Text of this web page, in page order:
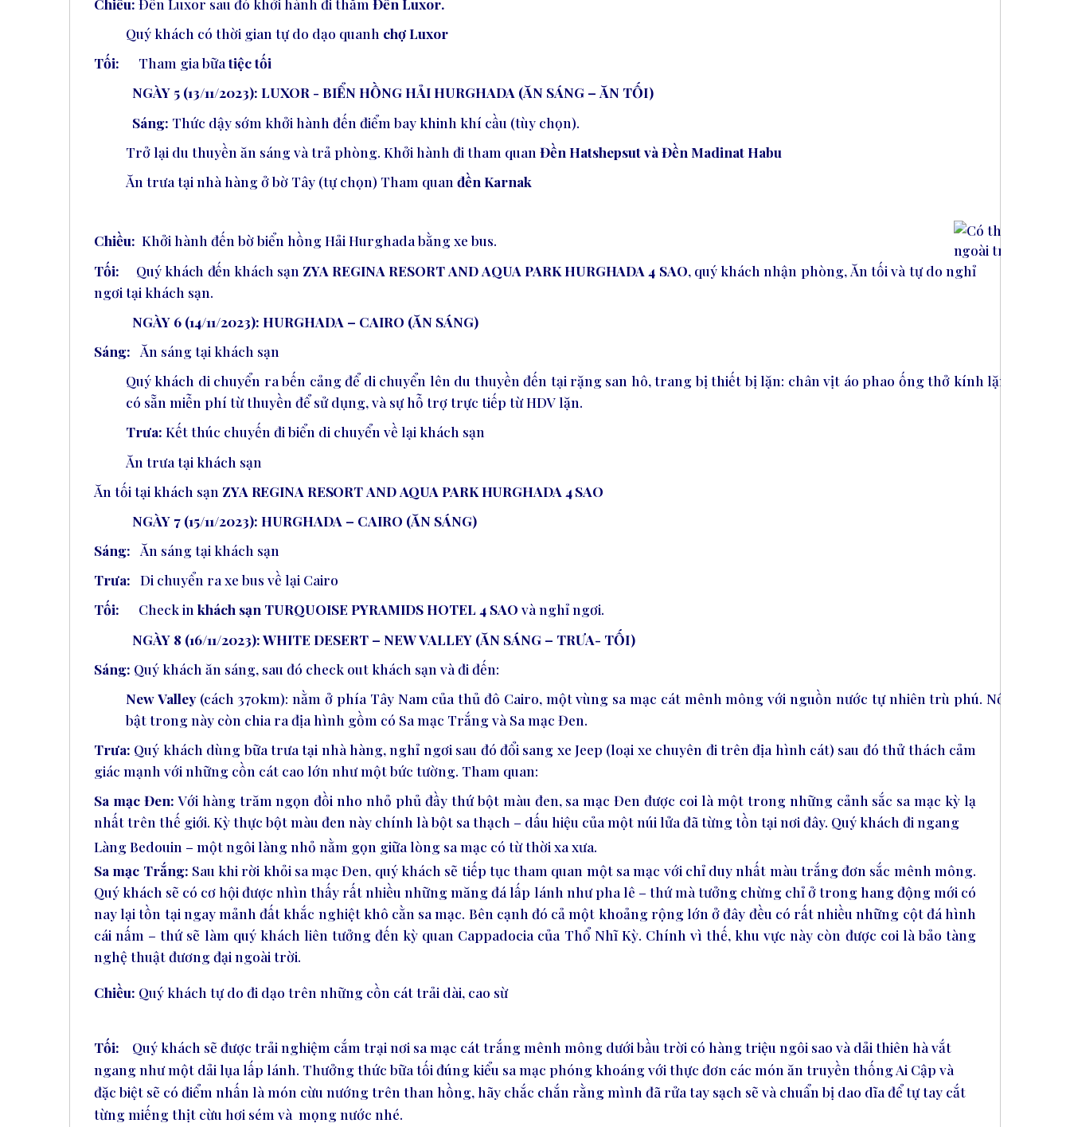
Quý khách có thời gian tự do dạo quanh chợ Luxor
Tối: Tham gia bữatiệc tối
NGÀY 5 (13/11/2023): LUXOR - BIỂN HỒNG HẢI HURGHADA (ĂN SÁNG – ĂN TỐI)
Sáng: Thức dậy sớm khởi hành đến điểm bay khinh khí cầu (tùy chọn).
Trở lại du thuyền ăn sáng và trả phòng. Khởi hành đi tham quan Đền Hatshepsut và Đền Madinat Habu
Ăn trưa tại nhà hàng ở bờ Tây (tự chọn) Tham quan đền Karnak
Chiều: Khởi hành đến bờ biển hồng Hải Hurghada bằng xe bus.
Tối: Quý khách đến khách sạn ZYA REGINA RESORT AND AQUA PARKHURGHADA 4 SAO, quý khách nhận phòng, Ăn tối và tự do nghỉ
ngơi tại khách sạn.
NGÀY 6 (14/11/2023): HURGHADA – CAIRO (ĂN SÁNG)
Sáng: Ăn sáng tại khách sạn
Quý khách di chuyển ra bến cảng để di chuyển lên du thuyền đến tại rặng san hô, trang bị thiết bị lặn: chân vịt áo phao ống thở kính lặn
có sẵn miễn phí từ thuyền để sử dụng, và sự hỗ trợ trực tiếp từ HDV lặn.
Trưa: Kết thúc chuyến đi biển di chuyển về lại khách sạn
Ăn trưa tại khách sạn
Ăn tối tại khách sạn ZYA REGINA RESORTANDAQUA PARKHURGHADA 4SAO
NGÀY 7 (15/11/2023): HURGHADA – CAIRO (ĂN SÁNG)
Sáng: Ăn sáng tại khách sạn
Trưa: Di chuyển ra xe bus về lại Cairo
Tối:
Checkin khách sạn TURQUOISE PYRAMIDS HOTEL 4 SAO và nghỉ ngơi.
NGÀY 8 (16/11/2023): WHITE DESERT – NEW VALLEY (ĂN SÁNG – TRƯA- TỐI)
Sáng: Quý khách ăn sáng, sau đó check out khách sạn và đi đến:
New Valley(cách 370km): nằm ở phía Tây Nam của thủ đô Cairo, một vùng sa mạc cát mênh mông với nguồn nước tự nhiên trù phú. Nổi
bật trong này còn chia ra địa hình gồm có Sa mạc Trắng và Sa mạc Đen.
Trưa: Quý khách dùng bữa trưa tại nhà hàng, nghỉ ngơi sau đó đổi sang xe Jeep (loại xe chuyên đi trên địa hình cát) sau đó thử thách cảm
giác mạnh với những cồn cát cao lớn như một bức tường. Tham quan:
Sa mạc Đen: Với hàng trăm ngọn đồi nho nhỏ phủ đầy thứ bột màu đen, sa mạc Đen được coi là một trong những cảnh sắc sa mạc kỳ lạ
nhất trên thế giới. Kỳ thực bột màu đen này chính là bột sa thạch – dấu hiệu của một núi lửa đã từng tồn tại nơi đây. Quý khách đi ngang
Làng Bedouin – một ngôi làng nhỏ nằm gọn giữa lòng sa mạc có từ thời xa xưa.
Sa mạc Trắng: Sau khi rời khỏi sa mạc Đen, quý khách sẽ tiếp tục tham quan một sa mạc với chỉ duy nhất màu trắng đơn sắc mênh mông.
Quý khách sẽ có cơ hội được nhìn thấy rất nhiều những măng đá lấp lánh như pha lê – thứ mà tưởng chừng chỉ ở trong hang động mới có
nay lại tồn tại ngay mảnh đất khắc nghiệt khô cằn sa mạc. Bên cạnh đó cả một khoảng rộng lớn ở đây đều có rất nhiều những cột đá hình
cái nấm – thứ sẽ làm quý khách liên tưởng đến kỳ quan Cappadocia của Thổ Nhĩ Kỳ. Chính vì thế, khu vực này còn được coi là bảo tàng
nghệ thuật đương đại ngoài trời.
Chiều: Quý khách tự do đi dạo trên những cồn cát trải dài, cao sừ
Tối: Quý khách sẽ được trải nghiệm cắm trại nơi sa mạc cát trắng mênh mông dưới bầu trời có hàng triệu ngôi sao và dải thiên hà vắt
ngang như một dải lụa lấp lánh. Thưởng thức bữa tối đúng kiểu sa mạc phóng khoáng với thực đơn các món ăn truyền thống Ai Cập và
đặc biệt sẽ có điểm nhấn là món cừu nướng trên than hồng, hãy chắc chắn rằng mình đã rửa tay sạch sẽ và chuẩn bị dao dĩa để tự tay cắt
từng miếng thịt cừu hơi sém và mọng nước nhé.